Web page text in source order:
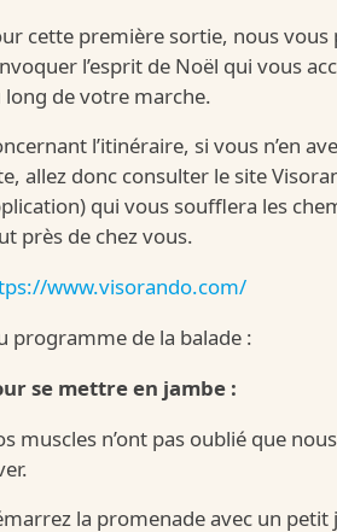
Kinder
cette première sortie, nous vous
l’esprit de Noël qui vous
long de votre marche.
l’itinéraire, si vous n’en
allez donc consulter le site
qui vous soufflera les
près de chez vous.
www.visorando.com/
programme de la balade :
se mettre en jambe :
muscles n’ont pas oublié que
la promenade avec un petit